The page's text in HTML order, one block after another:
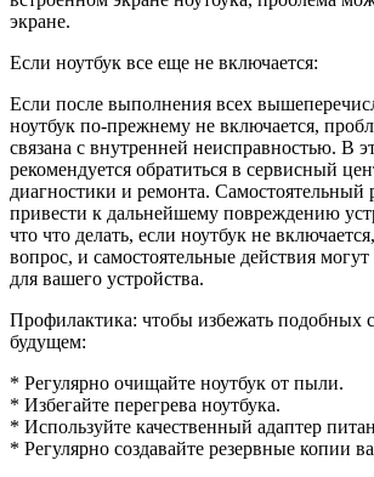
экране.
Если ноутбук все еще не включается:
Если после выполнения всех
ноутбук по-прежнему не включается,
связана с внутренней неисправностью. В
рекомендуется обратиться в сервисный
диагностики и ремонта. Самостоятельный
привести к дальнейшему повреждению
что что делать, если ноутбук не
вопрос, и самостоятельные действия
для вашего устройства.
Профилактика: чтобы избежать подобных
будущем:
* Регулярно очищайте ноутбук от пыли.
* Избегайте перегрева ноутбука.
* Используйте качественный адаптер
* Регулярно создавайте резервные копии